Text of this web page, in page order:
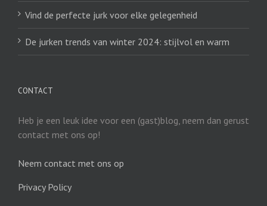
Vind de perfecte jurk voor elke gelegenheid
De jurken trends van winter 2024: stijlvol en warm
CONTACT
Heb je een leuk idee voor een (gast)blog, neem dan gerust
contact met ons op!
Neem contact met ons op
Privacy Policy